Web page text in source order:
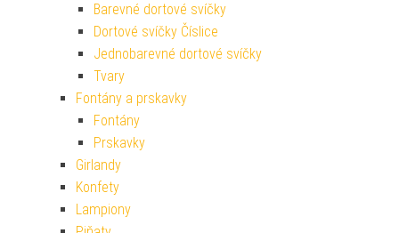
Barevné dortové svíčky
Dortové svíčky Číslice
Jednobarevné dortové svíčky
Tvary
Fontány a prskavky
Fontány
Prskavky
Girlandy
Konfety
Lampiony